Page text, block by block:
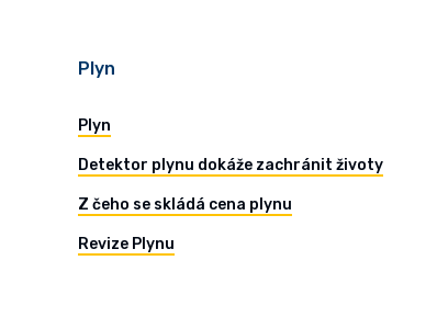
Plyn
Plyn
Detektor plynu dokáže zachránit životy
Z čeho se skládá cena plynu
Revize Plynu